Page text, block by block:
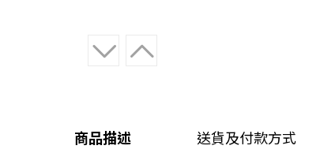
商品描述 送貨及付款方式